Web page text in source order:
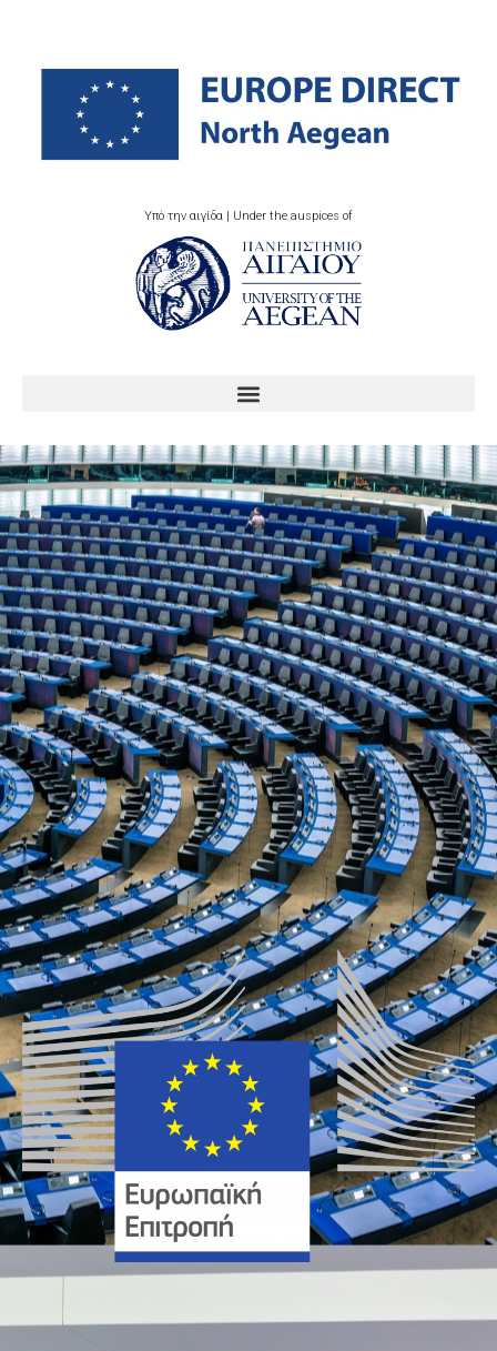
Υπό την αιγίδα | Under the auspices of